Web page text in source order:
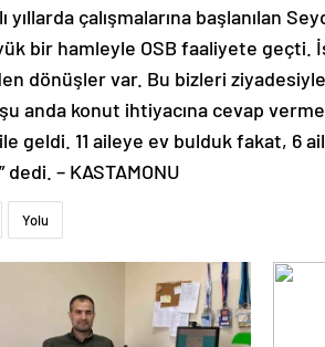
çalışmalarına başlanılan
bir hamleyle OSB faaliyete geçti.
dönüşler var. Bu bizleri
anda konut ihtiyacına cevap
geldi. 11 aileye ev bulduk fakat, 6
– KASTAMONU
Yolu